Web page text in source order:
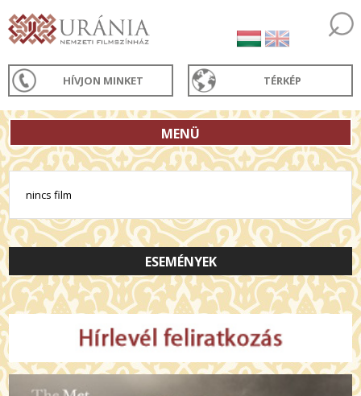
HÍVJON MINKET TÉRKÉP
MENÜ
nincs film
ESEMÉNYEK